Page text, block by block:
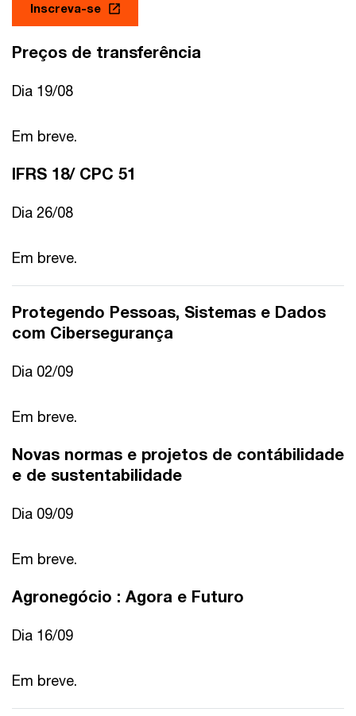
Inscreva-se
Preços de transferência
Dia 19/08
Em breve.
IFRS 18/ CPC 51
Dia 26/08
Em breve.
Protegendo Pessoas, Sistemas e Dados
com Cibersegurança
Dia 02/09
Em breve.
Novas normas e projetos de contábilidade
e de sustentabilidade
Dia 09/09
Em breve.
Agronegócio : Agora e Futuro
Dia 16/09
Em breve.